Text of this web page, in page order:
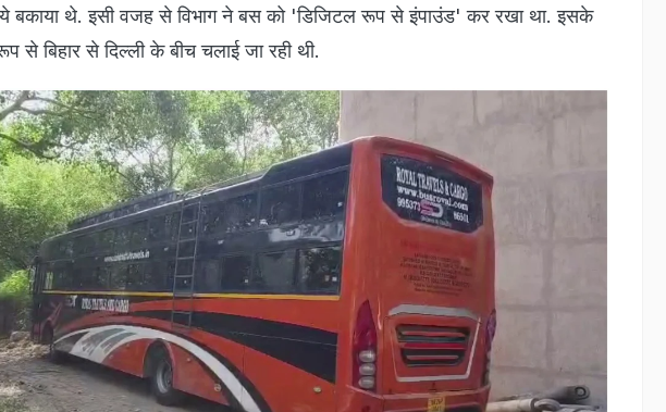
बकाया थे. इसी वजह से विभाग ने बस को 'डिजिटल रूप से इंपाउंड' कर रखा था. इसके
से बिहार से दिल्ली के बीच चलाई जा रही थी.